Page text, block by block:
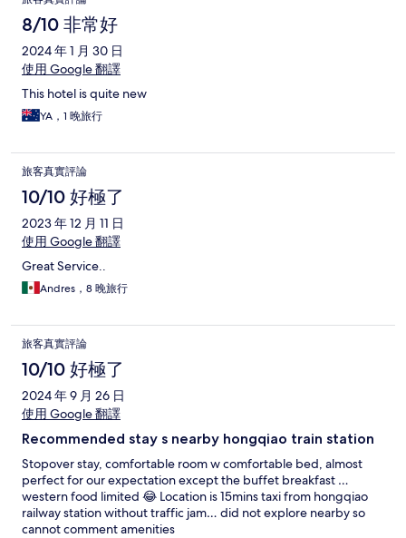
8/10 非常好
2024 年 1 月 30 日
使用 Google 翻譯
This hotel is quite new
YA，1 晚旅行
旅客真實評論
10/10 好極了
2023 年 12 月 11 日
使用 Google 翻譯
Great Service..
Andres，8 晚旅行
旅客真實評論
10/10 好極了
2024 年 9 月 26 日
使用 Google 翻譯
Recommended stay s nearby hongqiao train station
Stopover stay, comfortable room w comfortable bed, almost
perfect for our expectation except the buffet breakfast …
western food limited 😂 Location is 15mins taxi from hongqiao
railway station without traffic jam… did not explore nearby so
cannot comment amenities